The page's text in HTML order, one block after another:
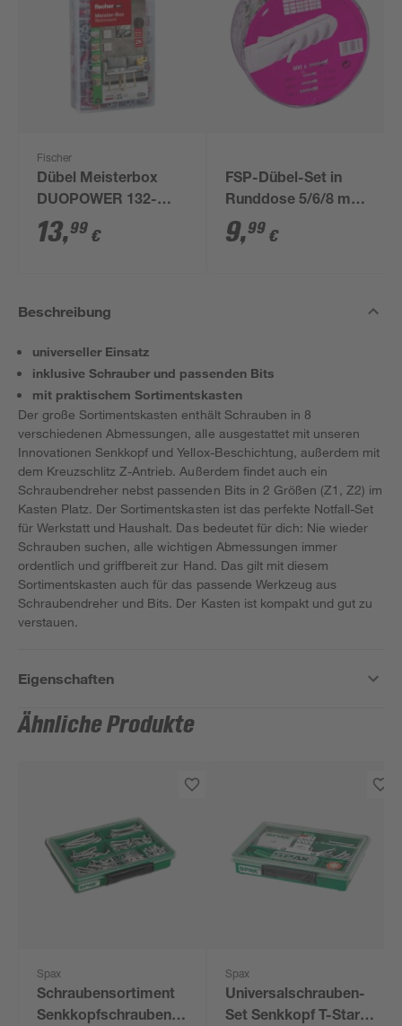
Fischer
Dübel Meisterbox
DUOPOWER 132-
teilig
13,99 €
FSP-Dübel-Set in
Runddose 5/6/8 mm,
800 Stück
9,99 €
Beschreibung
universeller Einsatz
inklusive Schrauber und passenden Bits
mit praktischem Sortimentskasten
Der große Sortimentskasten enthält Schrauben in 8
verschiedenen Abmessungen, alle ausgestattet mit unseren
Innovationen Senkkopf und Yellox-Beschichtung, außerdem mit
dem Kreuzschlitz Z-Antrieb. Außerdem findet auch ein
Schraubendreher nebst passenden Bits in 2 Größen (Z1, Z2) im
Kasten Platz. Der Sortimentskasten ist das perfekte Notfall-Set
für Werkstatt und Haushalt. Das bedeutet für dich: Nie wieder
Schrauben suchen, alle wichtigen Abmessungen immer
ordentlich und griffbereit zur Hand. Das gilt mit diesem
Sortimentskasten auch für das passende Werkzeug aus
Schraubendreher und Bits. Der Kasten ist kompakt und gut zu
verstauen.
Eigenschaften
Ähnliche Produkte
Spax
Schraubensortiment
Senkkopfschrauben
Spax
Universalschrauben-
Set Senkkopf T-Star